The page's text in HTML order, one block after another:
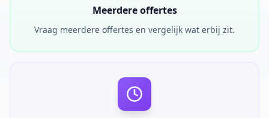
Meerdere offertes
Vraag meerdere offertes en vergelijk wat erbij zit.